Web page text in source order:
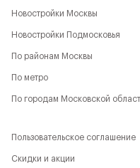
Новостройки Москвы
Новостройки Подмосковья
По районам Москвы
По метро
По городам Московской
Пользовательское соглашение
Скидки и акции